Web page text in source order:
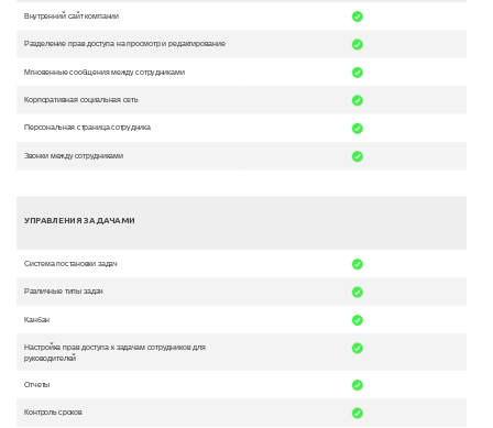
Внутренний сайт компании
Разделение прав доступа на просмотр и редактирование
Мгновенные сообщения между сотрудниками
Корпоративная социальная сеть
Персональная страница сотрудника
Звонки между сотрудниками
УПРАВЛЕНИЯ ЗАДАЧАМИ
Система постановки задач
Различные типы задач
Канбан
Настройка прав доступа к задачам сотрудников для
руководителей
Отчеты
Контроль сроков